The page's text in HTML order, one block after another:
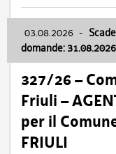
03.08.2026 -
domande:
327/26 –
Friuli –
per il
FRIULI